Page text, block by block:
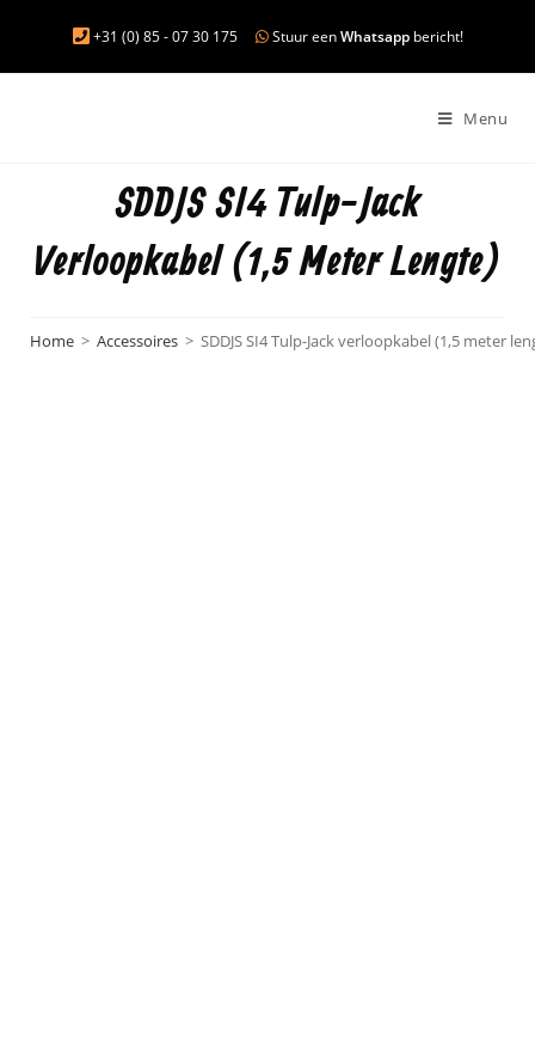
+31 (0) 85 - 07 30 175 Stuur eenWhatsappbericht!
Menu
SDDJS SI4 Tulp-Jack
Verloopkabel (1,5 Meter Lengte)
Home > Accessoires > SDDJS SI4 Tulp-Jack verloopkabel (1,5 meter